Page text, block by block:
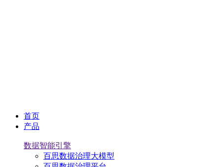
首页
产品
数据智能引擎
百思数据治理大模型